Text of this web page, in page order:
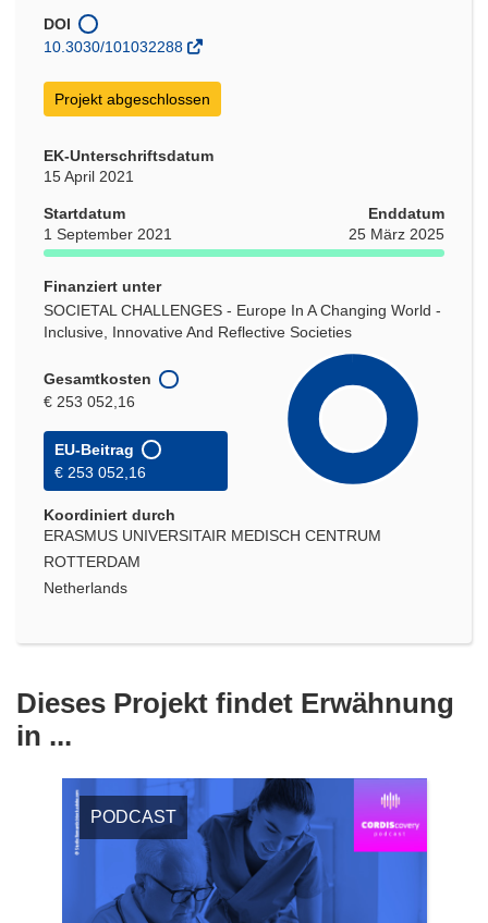
Fenster)
DOI
10.3030/101032288
Projekt abgeschlossen
EK-Unterschriftsdatum
15 April 2021
Startdatum
1 September 2021
Enddatum
25 März 2025
Finanziert unter
SOCIETAL CHALLENGES - Europe In A Changing World -
Inclusive, Innovative And Reflective Societies
Gesamtkosten
€ 253 052,16
EU-Beitrag
€ 253 052,16
Koordiniert durch
ERASMUS UNIVERSITAIR MEDISCH CENTRUM
ROTTERDAM
Netherlands
Dieses Projekt findet Erwähnung
in ...
PODCAST